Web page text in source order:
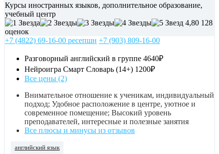
Курсы иностранных языков, дополнительное образование,
учебный центр
4,80 128
оценок
+7 (4822) 69-16-00 ресепшн +7 (903) 809-16-00
Разговорный английский в группе 4640₽
Нейроигра Смарт Словарь (14+) 1200₽
Все цены (2)
Внимательное отношение к ученикам, индивидуальный
подход; Удобное расположение в центре, уютное и
современное помещение; Высокий уровень
преподавателей, интересные и полезные занятия
Все плюсы и минусы из отзывов
английский язык